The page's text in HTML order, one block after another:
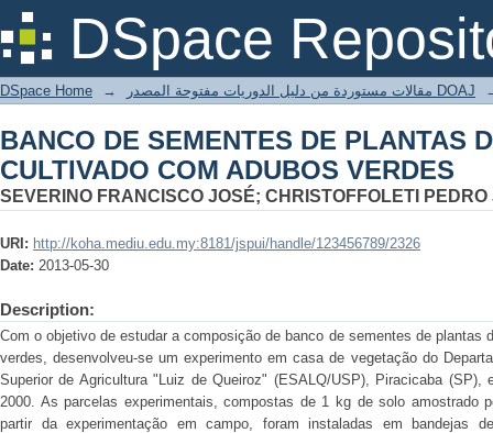
DSpace
BANCO DE SEMENTES DE
ADUBOS VERDES
DSpace Home → مقالات مستوردة من دليل الدوريات مفتوحة المصدر DOAJ
BANCO DE SEMENTES DE PLANTAS
CULTIVADO COM ADUBOS VERDES
SEVERINO FRANCISCO JOSÉ; CHRISTOFFOLETI
URI: http://koha.mediu.edu.my:8181/jspui/handle/123456789/2326
Date: 2013-05-30
Description:
Com o objetivo de estudar a composição de banco de sementes de plantas
verdes, desenvolveu-se um experimento em casa de vegetação do
Superior de Agricultura "Luiz de Queiroz" (ESALQ/USP), Piracicaba (SP),
2000. As parcelas experimentais, compostas de 1 kg de solo amostrado
partir da experimentação em campo, foram instaladas em